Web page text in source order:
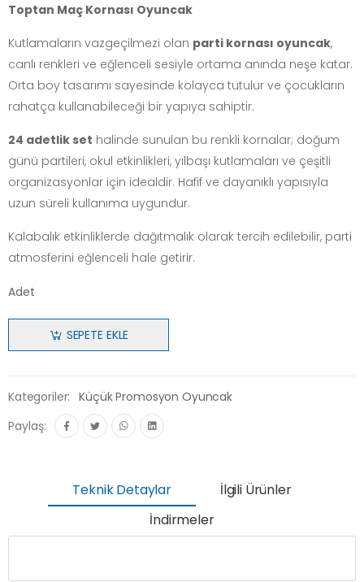
Toptan Maç Kornası Oyuncak
Kutlamaların vazgeçilmezi olan parti kornası oyuncak,
canlı renkleri ve eğlenceli sesiyle ortama anında neşe katar.
Orta boy tasarımı sayesinde kolayca tutulur ve çocukların
rahatça kullanabileceği bir yapıya sahiptir.
24 adetlik set halinde sunulan bu renkli kornalar; doğum
günü partileri, okul etkinlikleri, yılbaşı kutlamaları ve çeşitli
organizasyonlar için idealdir. Hafif ve dayanıklı yapısıyla
uzun süreli kullanıma uygundur.
Kalabalık etkinliklerde dağıtmalık olarak tercih edilebilir, parti
atmosferini eğlenceli hale getirir.
Adet
SEPETE EKLE
Kategoriler:
Küçük Promosyon Oyuncak
Paylaş:
Teknik Detaylar
İlgili Ürünler
İndirmeler